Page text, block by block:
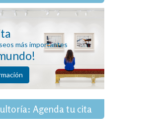
más importantes
Agenda tu cita